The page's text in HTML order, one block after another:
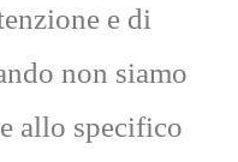
e di
non siamo
allo specifico